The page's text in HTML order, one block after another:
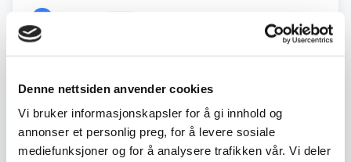
Denne nettsiden anvender cookies
Vi bruker informasjonskapsler for å gi innhold og
annonser et personlig preg, for å levere sosiale
mediefunksjoner og for å analysere trafikken vår. Vi deler
2 16. Jul·17:40 kr 125
1 30. Jun·14:24
Back to July / August Auction